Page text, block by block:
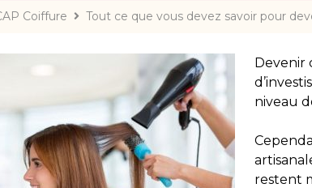
Coiffure Tout ce que vous devez savoir pour
Devenir
niveau
restent